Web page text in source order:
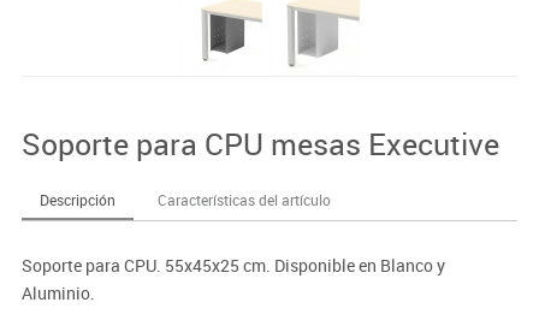
Soporte para CPU mesas Executive
Descripción Características del artículo
Soporte para CPU. 55x45x25 cm. Disponible en Blanco y
Aluminio.